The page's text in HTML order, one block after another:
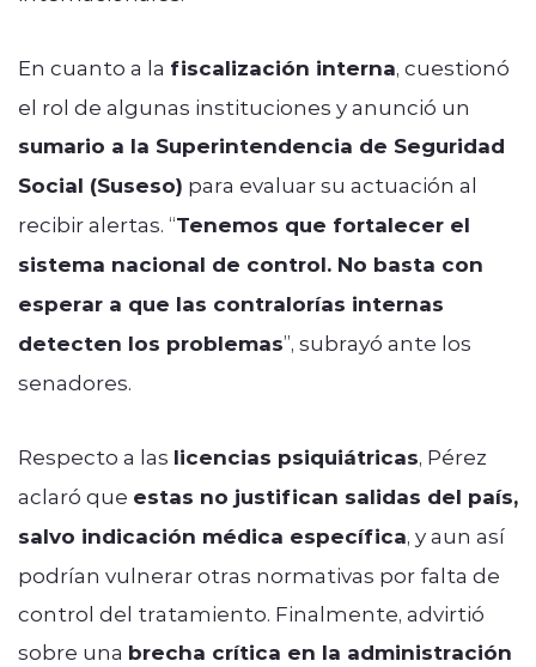
En cuanto a la fiscalización interna, cuestionó
el rol de algunas instituciones y anunció un
sumario a la Superintendencia de Seguridad
Social (Suseso) para evaluar su actuación al
recibir alertas. “Tenemos que fortalecer el
sistema nacional de control. No basta con
esperar a que las contralorías internas
detecten los problemas”, subrayó ante los
senadores.
Respecto a las licencias psiquiátricas, Pérez
aclaró que estas no justifican salidas del país,
salvo indicación médica específica, y aun así
podrían vulnerar otras normativas por falta de
control del tratamiento. Finalmente, advirtió
sobre una brecha crítica en la administración